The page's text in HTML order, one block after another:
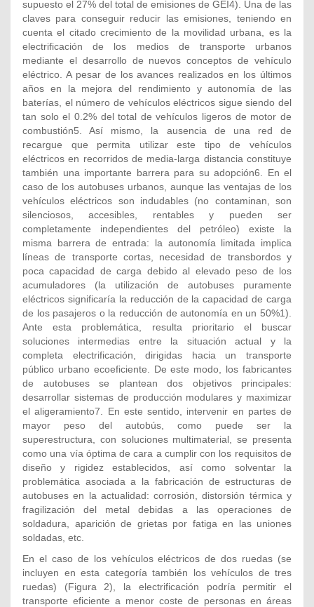
supuesto el 27% del total de emisiones de GEI4). Una de las
claves para conseguir reducir las emisiones, teniendo en
cuenta el citado crecimiento de la movilidad urbana, es la
electrificación de los medios de transporte urbanos
mediante el desarrollo de nuevos conceptos de vehículo
eléctrico. A pesar de los avances realizados en los últimos
años en la mejora del rendimiento y autonomía de las
baterías, el número de vehículos eléctricos sigue siendo del
tan solo el 0.2% del total de vehículos ligeros de motor de
combustión5. Así mismo, la ausencia de una red de
recargue que permita utilizar este tipo de vehículos
eléctricos en recorridos de media-larga distancia constituye
también una importante barrera para su adopción6. En el
caso de los autobuses urbanos, aunque las ventajas de los
vehículos eléctricos son indudables (no contaminan, son
silenciosos, accesibles, rentables y pueden ser
completamente independientes del petróleo) existe la
misma barrera de entrada: la autonomía limitada implica
líneas de transporte cortas, necesidad de transbordos y
poca capacidad de carga debido al elevado peso de los
acumuladores (la utilización de autobuses puramente
eléctricos significaría la reducción de la capacidad de carga
de los pasajeros o la reducción de autonomía en un 50%1).
Ante esta problemática, resulta prioritario el buscar
soluciones intermedias entre la situación actual y la
completa electrificación, dirigidas hacia un transporte
público urbano ecoeficiente. De este modo, los fabricantes
de autobuses se plantean dos objetivos principales:
desarrollar sistemas de producción modulares y maximizar
el aligeramiento7. En este sentido, intervenir en partes de
mayor peso del autobús, como puede ser la
superestructura, con soluciones multimaterial, se presenta
como una vía óptima de cara a cumplir con los requisitos de
diseño y rigidez establecidos, así como solventar la
problemática asociada a la fabricación de estructuras de
autobuses en la actualidad: corrosión, distorsión térmica y
fragilización del metal debidas a las operaciones de
soldadura, aparición de grietas por fatiga en las uniones
soldadas, etc.
En el caso de los vehículos eléctricos de dos ruedas (se
incluyen en esta categoría también los vehículos de tres
ruedas) (Figura 2), la electrificación podría permitir el
transporte eficiente a menor coste de personas en áreas